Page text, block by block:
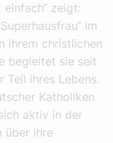
einfach“ zeigt:
im
ihrem christlichen
begleitet sie seit
Teil ihres Lebens.
Katholiken
aktiv in der
über ihre